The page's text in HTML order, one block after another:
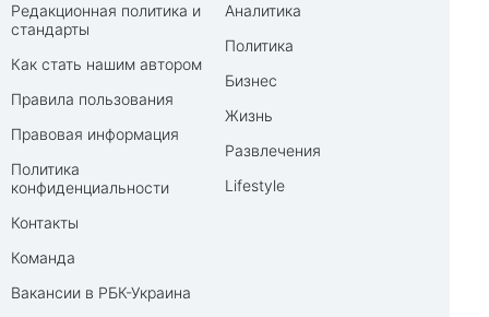
Редакционная политика и
стандарты
Как стать нашим автором
Правила пользования
Правовая информация
Политика
конфиденциальности
Контакты
Команда
Вакансии в РБК-Украина
Аналитика
Политика
Бизнес
Жизнь
Развлечения
Lifestyle